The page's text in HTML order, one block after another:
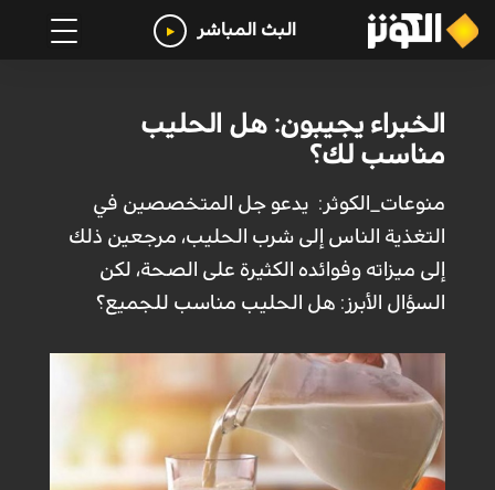
البث المباشر
الخبراء يجيبون: هل الحليب
مناسب لك؟
منوعات_الكوثر: يدعو جل المتخصصين في
التغذية الناس إلى شرب الحليب، مرجعين ذلك
إلى ميزاته وفوائده الكثيرة على الصحة، لكن
السؤال الأبرز: هل الحليب مناسب للجميع؟